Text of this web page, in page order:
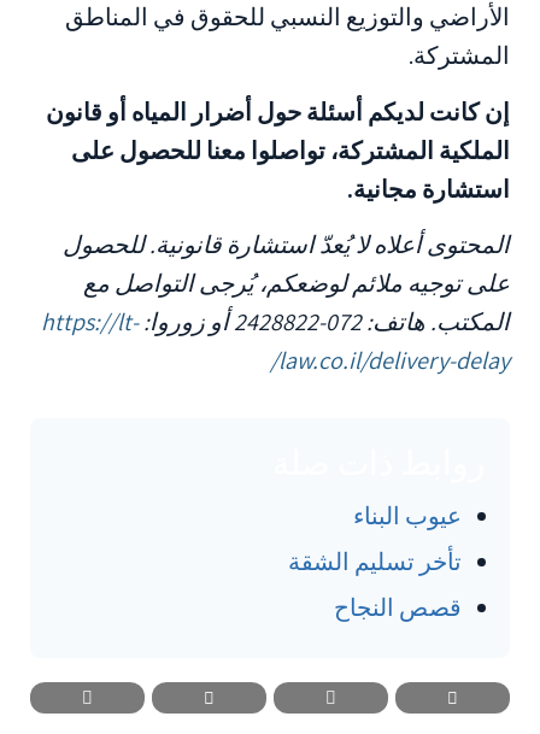
الأراضي والتوزيع النسبي للحقوق في المناطق
المشتركة.
إن كانت لديكم أسئلة حول أضرار المياه أو قانون
الملكية المشتركة، تواصلوا معنا للحصول على
استشارة مجانية.
المحتوى أعلاه لا يُعدّ استشارة قانونية. للحصول
على توجيه ملائم لوضعكم، يُرجى التواصل مع
المكتب. هاتف: 072-2428822 أو زوروا:
https://lt-
law.co.il/delivery-delay/
عيوب البناء
تأخر تسليم الشقة
قصص النجاح